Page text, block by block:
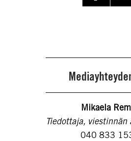
Mikaela
Tiedottaja,
040 833